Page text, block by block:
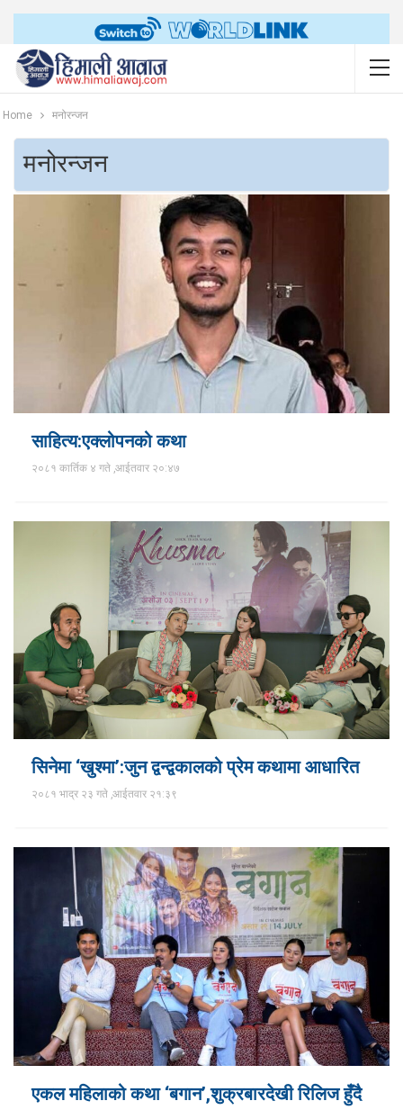
Home मनोरन्जन
मनोरन्जन
साहित्य:एक्लोपनको कथा
२०८१ कार्तिक ४ गते ,आईतवार २०:४७
सिनेमा ‘खुश्मा’:जुन द्वन्द्वकालको प्रेम कथामा आधारित
२०८१ भाद्र २३ गते ,आईतवार २१:३९
एकल महिलाको कथा ‘बगान’,शुक्रबारदेखी रिलिज हुँदै